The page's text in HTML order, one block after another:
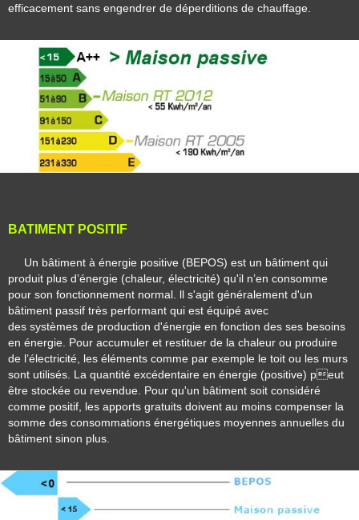
efficacement sans engendrer de déperditions de chauffage.
BATIMENT POSITIF
Un bâtiment à énergie positive (BEPOS) est un bâtiment qui
produit plus d’énergie (chaleur, électricité) qu'il n’en consomme
pour son fonctionnement normal. ll s'agit généralement d'un
bâtiment passif très performant qui est équipé avec
des systèmes de production d'énergie en fonction des ses besoins
en énergie. Pour accumuler et restituer de la chaleur ou produire
de l’électricité, les éléments comme par exemple le toit ou les murs
sont utilisés. La quantité excédentaire en énergie (positive) peut
être stockée ou revendue. Pour qu'un bâtiment soit considéré
comme positif, les apports gratuits doivent au moins compenser la
somme des consommations énergétiques moyennes annuelles du
bâtiment sinon plus.